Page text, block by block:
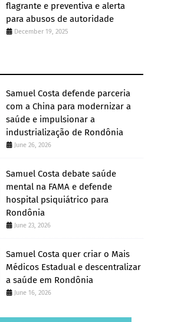
flagrante e preventiva e alerta
para abusos de autoridade
December 19, 2025
Samuel Costa defende parceria
com a China para modernizar a
saúde e impulsionar a
industrialização de Rondônia
June 26, 2026
Samuel Costa debate saúde
mental na FAMA e defende
hospital psiquiátrico para
Rondônia
June 23, 2026
Samuel Costa quer criar o Mais
Médicos Estadual e descentralizar
a saúde em Rondônia
June 16, 2026